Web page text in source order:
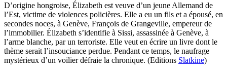
D’origine hongroise, Élizabeth est veuve d’un jeune Allemand de
l’Est, victime de violences policières. Elle a eu un fils et a épousé, en
secondes noces, à Genève, François de Grangeville, empereur de
l’immobilier. Élizabeth s’identifie à Sissi, assassinée à Genève, à
l’arme blanche, par un terroriste. Elle veut en écrire un livre dont le
thème serait l’insouciance perdue. Pendant ce temps, le naufrage
mystérieux d’un voilier défraie la chronique. (Editions Slatkine)